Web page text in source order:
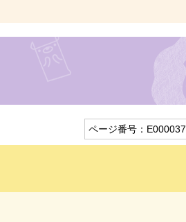
ページ番号：E000037